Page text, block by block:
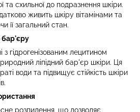
та схильної до подразнення шкіри.
живить шкіру вітамінами та
її загальний стан.
бар'єру
з гідрогенізованим лецитином
ліпідний бар'єр шкіри. Ця
води та підвищує стійкість шкіри
розпилення, що дозволяє